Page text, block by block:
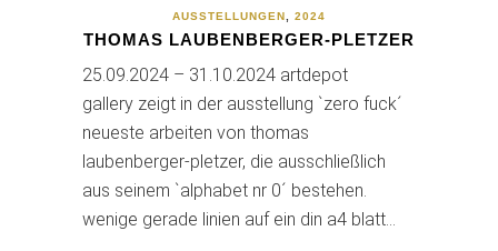
AUSSTELLUNGEN 2024
THOMAS LAUBENBERGER-PLETZER
25.09.2024 – 31.10.2024 artdepot
gallery zeigt in der ausstellung `zero fuck´
neueste arbeiten von thomas
laubenberger-pletzer, die ausschließlich
aus seinem `alphabet nr 0´ bestehen.
wenige gerade linien auf ein din a4 blatt…